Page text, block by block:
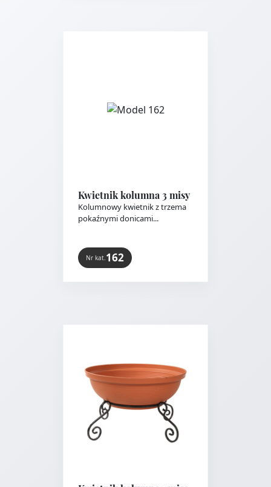
Kwietnik kolumna 3 misy
Kolumnowy kwietnik z trzema
pokaźnymi donicami...
Nr kat.162